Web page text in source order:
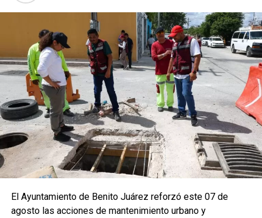
El Ayuntamiento de Benito Juárez reforzó este 07 de
agosto las acciones de mantenimiento urbano y